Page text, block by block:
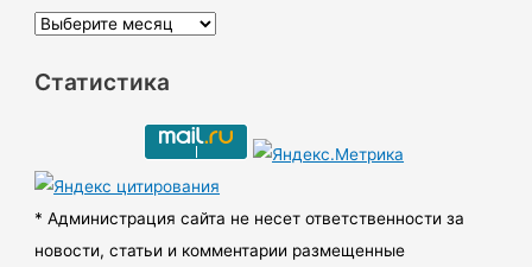
А
х
ы
Статистика
* Администрация сайта не несет ответственности за
новости, статьи и комментарии размещенные